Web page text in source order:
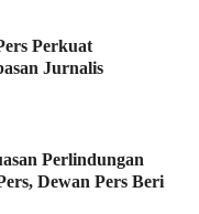
Perkuat
Jurnalis
Perlindungan
Dewan Pers Beri